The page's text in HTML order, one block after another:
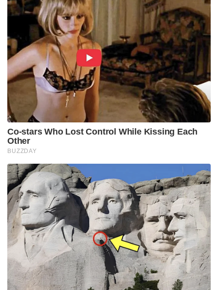
Co-stars Who Lost Control While Kissing Each
Other
BUZZDAY